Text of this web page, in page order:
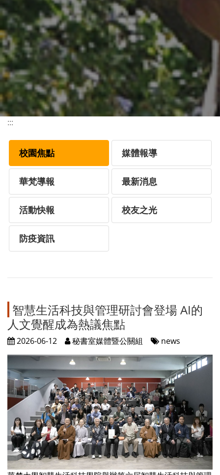
:::
校園焦點 媒體報導
華梵導報 最新消息
活動快報 校友之光
防疫資訊
智慧生活科技與管理研討會登場 AI的
人文覺醒成為熱議焦點
2026-06-12 秘書室媒體暨公關組 news